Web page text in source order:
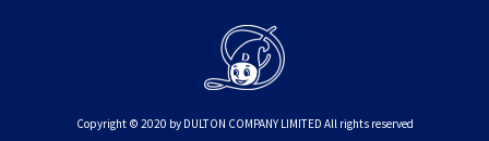
Copyright © 2020 by DULTON COMPANY LIMITED All rights reserved